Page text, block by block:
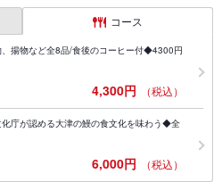
コース
、揚物など全8品/食後のコーヒー付◆4300円
4,300円 （税込）
化庁が認める大津の鰻の食文化を味わう◆全
6,000円 （税込）